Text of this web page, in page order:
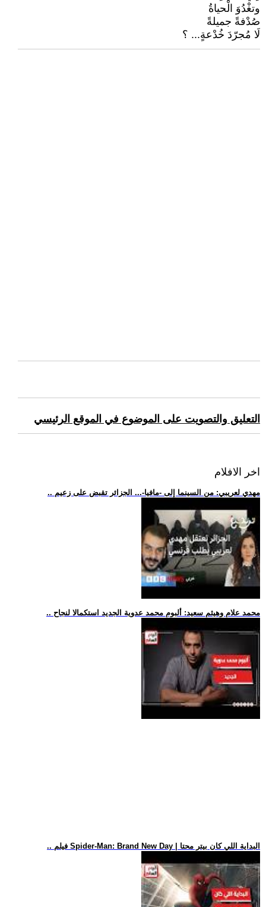
وتغْدُوَ الْحياةُ
صُدْفةً جميلةً
لَا مُجرّدَ خُدْعةٍ... ؟
التعليق والتصويت على الموضوع في الموقع الرئيسي
اخر الافلام
.. مهدي لعريبي: من السينما إلى -مافيا-... الجزائر تقبض على زعيم
.. محمد علام وهيثم سعيد: ألبوم محمد عدوية الجديد استكمالا لنجاح
.. فيلم Spider-Man: Brand New Day | البداية اللي كان بيتر محتا